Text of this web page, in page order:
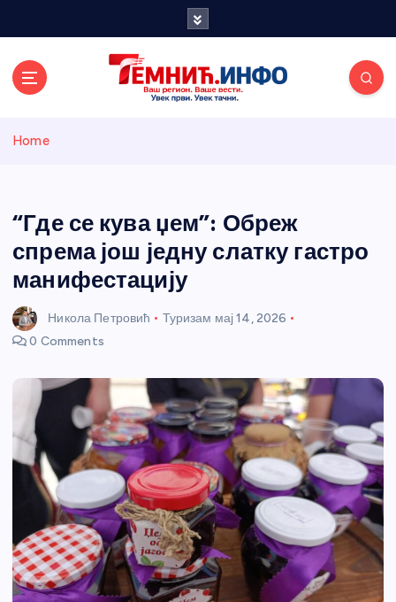
и портал
Home
“Где се кува џем”: Обреж
спрема још једну слатку гастро
манифестацију
Никола Петровић Туризам мај 14, 2026
0 Comments